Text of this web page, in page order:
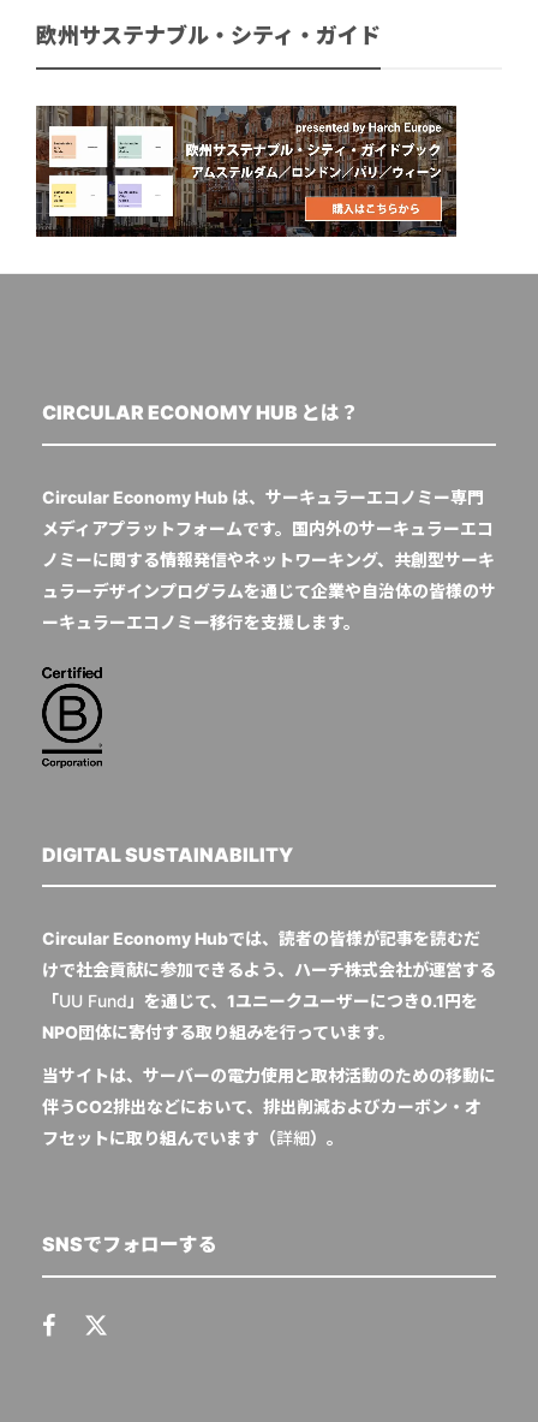
欧州サステナブル・シティ・ガイド
CIRCULAR ECONOMY HUB とは？
Circular Economy Hub は、サーキュラーエコノミー専門
メディアプラットフォームです。国内外のサーキュラーエコ
ノミーに関する情報発信やネットワーキング、共創型サーキ
ュラーデザインプログラムを通じて企業や自治体の皆様のサ
ーキュラーエコノミー移行を支援します。
DIGITAL SUSTAINABILITY
Circular Economy Hubでは、読者の皆様が記事を読むだ
けで社会貢献に参加できるよう、ハーチ株式会社が運営する
「UU Fund 」を通じて、1ユニークユーザーにつき0.1円を
NPO団体に寄付する取り組みを行っています。
当サイトは、サーバーの電力使用と取材活動のための移動に
伴うCO2排出などにおいて、排出削減およびカーボン・オ
フセットに取り組んでいます（詳細）。
SNSでフォローする